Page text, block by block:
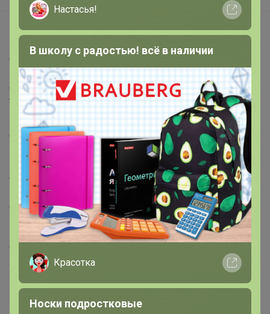
Описание
Страна: Россия
Год: 2015
Состав: Картон
Толщина (мм): 5.33
Ширина (мм): 140
Длинна (мм): 225
Подлинность: товар подлинный
Альбом для 5 рублей и 10 рублей, серии 70 лет
Победы
Альбом содержит ячейки для следующих монет:
10 рублей:
1. 10 рублей 2015 СПМД 70 лет Победы, Орден
Отечественной войны
2. 10 рублей 2015 СПМД 70 лет Победы, Памятник
Воину-освободителю
3. 10 рублей 2015 СПМД 70 лет Победы, Перекуём
мечи на орала
Настасья!
В школу с радостью! всё в наличии
Красотка
Носки подростковые